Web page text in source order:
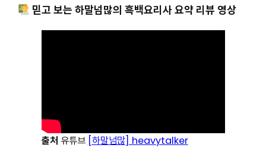
믿고 보는 하말넘많의 흑백요리사 요약 리뷰 영상
출처 유튜브 [하말넘많] heavytalker